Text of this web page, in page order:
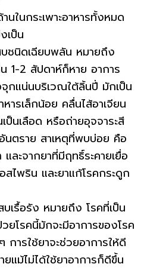
นในกระเพาะอาหารทั้งหมด
เป็น
บชนิดเฉียบพลัน หมายถึง
น 1-2 สัปดาห์ก็หาย อาการ
กแน่นบริเวณใต้ลิ้นปี่ มักเป็น
ารเล็กน้อย คลื่นไส้อาเจียน
ป็นเลือด หรือถ่ายอุจจาระสี
นตราย สาเหตุที่พบบ่อย คือ
ละจากยาที่มีฤทธิ์ระคายเยื่อ
สไพริน และยาแก้โรคกระดูก
บเรื้อรัง หมายถึง โรคที่เป็น
ยโรคนี้มักจะมีอาการของโรค
การใช้ยาจะช่วยอาการให้ดี
แม้ไม่ได้ใช้ยาอาการก็ดีขึ้น